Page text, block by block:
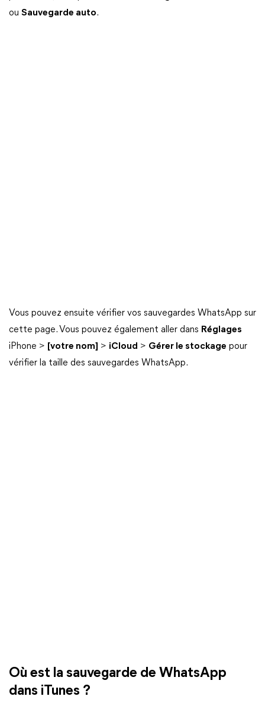
ou Sauvegarde auto.
Vous pouvez ensuite vérifier vos sauvegardes WhatsApp sur
cette page. Vous pouvez également aller dans Réglages
iPhone > [votre nom] > iCloud > Gérer le stockage pour
vérifier la taille des sauvegardes WhatsApp.
Où est la sauvegarde de WhatsApp
dans iTunes ?